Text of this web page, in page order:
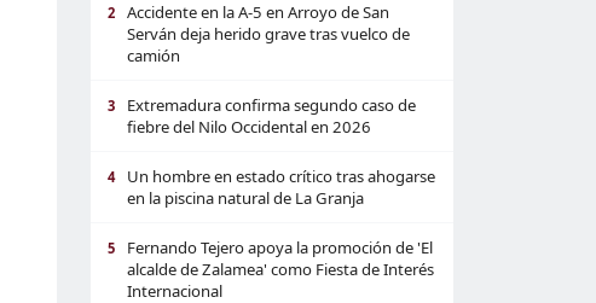
2
Accidente en la A-5 en Arroyo de San
Serván deja herido grave tras vuelco de
camión
3
Extremadura confirma segundo caso de
fiebre del Nilo Occidental en 2026
4
Un hombre en estado crítico tras ahogarse
en la piscina natural de La Granja
5
Fernando Tejero apoya la promoción de 'El
alcalde de Zalamea' como Fiesta de Interés
Internacional